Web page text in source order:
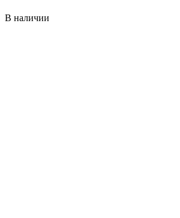
В наличии